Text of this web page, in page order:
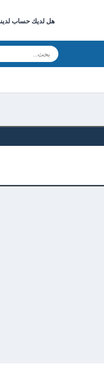
هل لديك حساب